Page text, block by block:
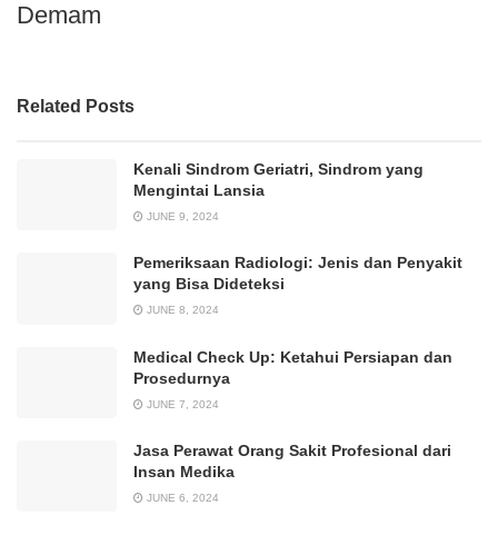
Demam
Related Posts
Kenali Sindrom Geriatri, Sindrom yang
Mengintai Lansia
JUNE 9, 2024
Pemeriksaan Radiologi: Jenis dan Penyakit
yang Bisa Dideteksi
JUNE 8, 2024
Medical Check Up: Ketahui Persiapan dan
Prosedurnya
JUNE 7, 2024
Jasa Perawat Orang Sakit Profesional dari
Insan Medika
JUNE 6, 2024